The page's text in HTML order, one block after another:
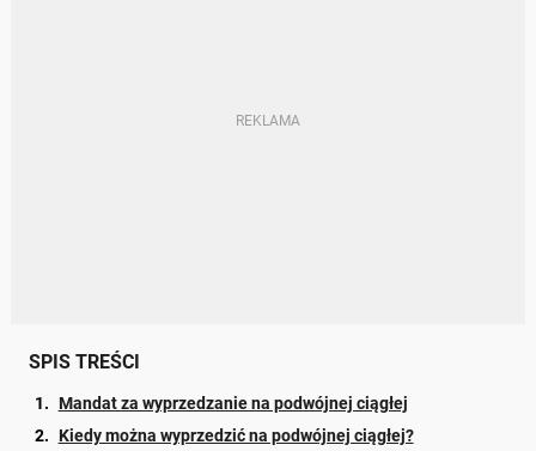
SPIS TREŚCI
Mandat za wyprzedzanie na podwójnej ciągłej
Kiedy można wyprzedzić na podwójnej ciągłej?